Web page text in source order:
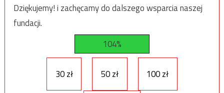
Dziękujemy! i zachęcamy do dalszego wsparcia naszej
fundacji.
104%
30 zł 50 zł 100 zł